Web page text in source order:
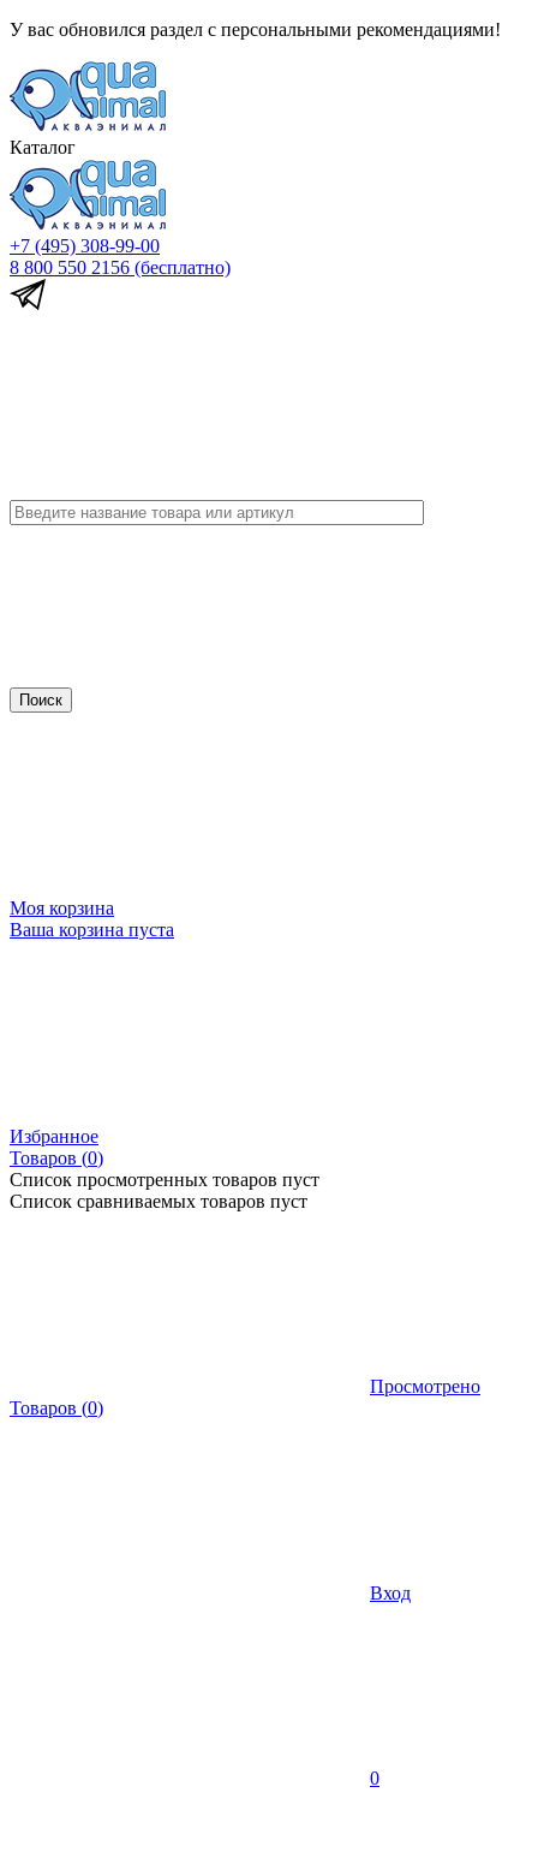
У вас обновился раздел с персональными рекомендациями!
Каталог
+7 (495) 308-99-00
8 800 550 2156 (бесплатно)
Моя корзина
Ваша корзина пуста
Избранное
Товаров (0)
Список просмотренных товаров пуст
Список сравниваемых товаров пуст
Просмотрено
Товаров (0)
Вход
0